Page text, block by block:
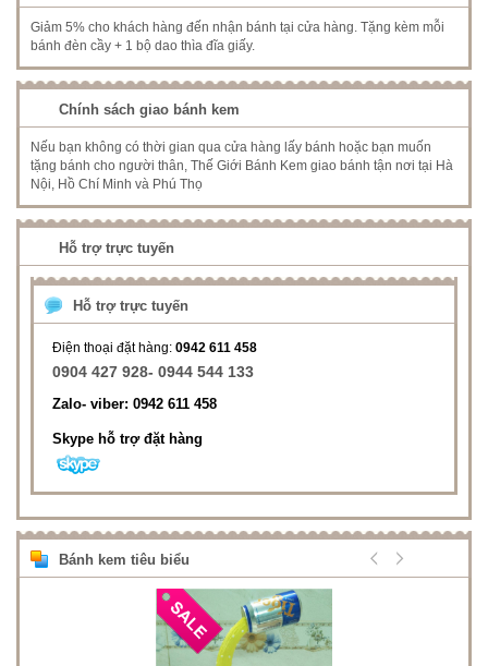
Giảm 5% cho khách hàng đến nhận bánh tại cửa hàng. Tặng kèm mỗi
bánh đèn cầy + 1 bộ dao thìa đĩa giấy.
Chính sách giao bánh kem
Nếu bạn không có thời gian qua cửa hàng lấy bánh hoặc bạn muốn
tặng bánh cho người thân, Thế Giới Bánh Kem giao bánh tận nơi tại Hà
Nội, Hồ Chí Minh và Phú Thọ
Hỗ trợ trực tuyến
Hỗ trợ trực tuyến
Điện thoại đặt hàng: 0942 611 458
0904 427 928- 0944 544 133
Zalo- viber: 0942 611 458
Skype hỗ trợ đặt hàng
Bánh kem tiêu biểu